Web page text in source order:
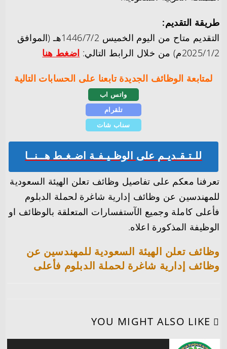
طريقة التقديم:
التقديم متاح من اليوم الخميس 1446/7/2هـ (الموافق
2025/1/2م) من خلال الرابط التالي:
اضغط هنا
لمتابعة الوظائف الجديدة تابعنا على الحسابات التالية
واتس اب
تلقرام
سناب شات
للـتـقـديـم على الوظـيـفـة اضـغـط هــنــا
تعرفنا معكم على تفاصيل وظائف تعلن الهيئة السعودية
للمهندسين عن وظائف إدارية شاغرة لحملة الدبلوم
فأعلى كاملة وجميع الآستفسارات المتعلقة بالوظائف او
الوظيفة المذكورة اعلاه.
وظائف تعلن الهيئة السعودية للمهندسين عن
وظائف إدارية شاغرة لحملة الدبلوم فأعلى
YOU MIGHT ALSO LIKE